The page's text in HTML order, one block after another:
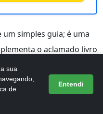
um simples guia; é uma
o aclamado livro
Lembke. Com 192
material é ideal para
que buscam
sua
de
Entendi